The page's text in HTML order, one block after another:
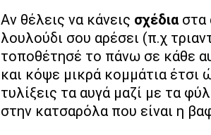
Αν θέλεις να κάνεις σχέδια στα
λουλούδι σου αρέσει (π.χ
τοποθέτησέ το πάνω σε κάθε
και κόψε μικρά κομμάτια έτσι
τυλίξεις τα αυγά μαζί με τα
στην κατσαρόλα που είναι η